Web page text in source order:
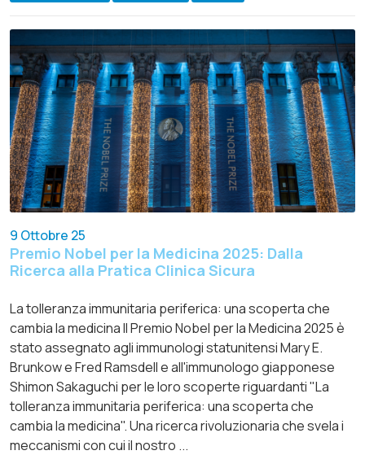
9 Ottobre 25
Premio Nobel per la Medicina 2025: Dalla
Ricerca alla Pratica Clinica Sicura
La tolleranza immunitaria periferica: una scoperta che
cambia la medicina Il Premio Nobel per la Medicina 2025 è
stato assegnato agli immunologi statunitensi Mary E.
Brunkow e Fred Ramsdell e all'immunologo giapponese
Shimon Sakaguchi per le loro scoperte riguardanti "La
tolleranza immunitaria periferica: una scoperta che
cambia la medicina". Una ricerca rivoluzionaria che svela i
meccanismi con cui il nostro ...